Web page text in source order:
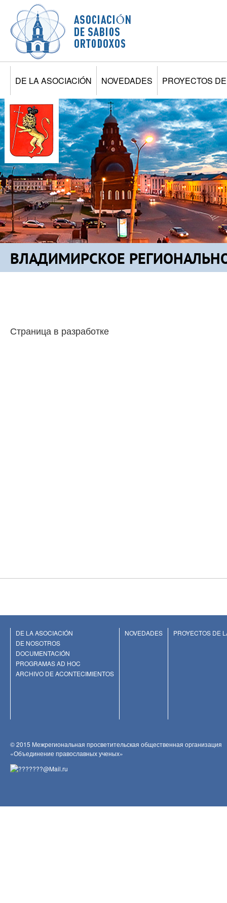
DE LA ASOCIACIÓN NOVEDADES PROYECTOS
ВЛАДИМИРСКОЕ
Страница в разработке
DE LA ASOCIACIÓN
DE NOSOTROS
DOCUMENTACIÓN
PROGRAMAS AD HOC
ARCHIVO DE ACONTECIMIENTOS
NOVEDADES PROYECTOS DE
© 2015 Межрегиональная просветительская общественная организация
«Объединение православных ученых»